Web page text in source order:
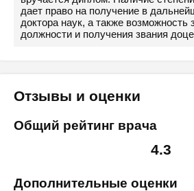
дает право на получение в
доктора наук, а также возможность
должности и получения звания
Отзывы и оценки
Общий рейтинг врача
4.3
Дополнительные оценки